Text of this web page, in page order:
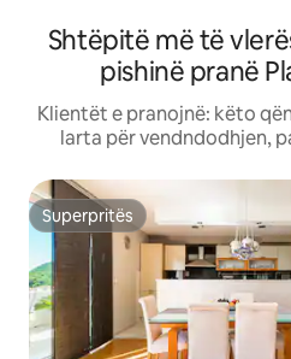
Shtëpitë më të
pishinë pranë
Klientët e pranojnë: këto
larta për vendndodhjen,
Superpritës
Superpritës